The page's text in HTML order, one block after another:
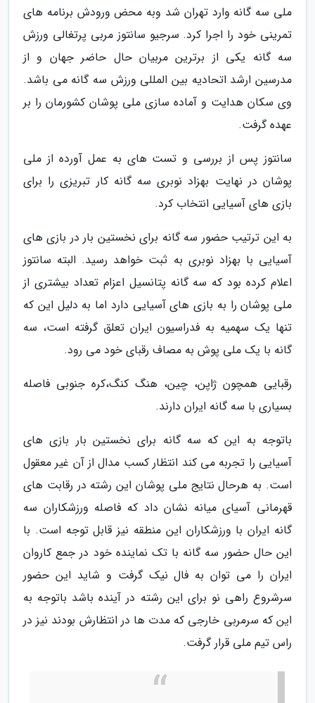
ملی سه گانه وارد تهران شد وبه محض ورودش برنامه های
تمرینی خود را اجرا کرد. سرجیو سانتوز مربی پرتغالی ورزش
سه گانه یکی از برترین مربیان حال حاضر جهان و از
مدرسین ارشد اتحادیه بین المللی ورزش سه گانه می باشد.
وی سکان هدایت و آماده سازی ملی پوشان کشورمان را بر
عهده گرفت.
سانتوز پس از بررسی و تست های به عمل آورده از ملی
پوشان در نهایت بهزاد نوبری سه گانه کار تبریزی را برای
بازی های آسیایی انتخاب کرد.
به این ترتیب حضور سه گانه برای نخستین بار در بازی های
آسیایی با بهزاد نوبری به ثبت خواهد رسید. البته سانتوز
اعلام کرده بود که سه گانه پتانسیل اعزام تعداد بیشتری از
ملی پوشان را به بازی های آسیایی دارد اما به دلیل این که
تنها یک سهمیه به فدراسیون ایران تعلق گرفته است، سه
گانه با یک ملی پوش به مصاف رقبای خود می رود.
رقبایی همچون ژاپن، چین، هنگ کنگ،کره جنوبی فاصله
بسیاری با سه گانه ایران دارند.
باتوجه به این که سه گانه برای نخستین بار بازی های
آسیایی را تجربه می کند انتظار کسب مدال از آن غیر معقول
است. به هرحال نتایج ملی پوشان این رشته در رقابت های
قهرمانی آسیای میانه نشان داد که فاصله ورزشکاران سه
گانه ایران با ورزشکاران این منطقه نیز قابل توجه است. با
این حال حضور سه گانه با تک نماینده خود در جمع کاروان
ایران را می توان به فال نیک گرفت و شاید این حضور
سرشروع راهی نو برای این رشته در آینده باشد باتوجه به
این که سرمربی خارجی که مدت ها در انتظارش بودند نیز در
راس تیم ملی قرار گرفت.